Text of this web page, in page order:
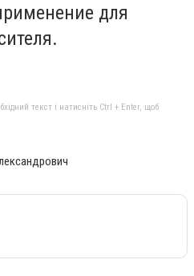
для
текст і натисніть Ctrl + Enter, щоб